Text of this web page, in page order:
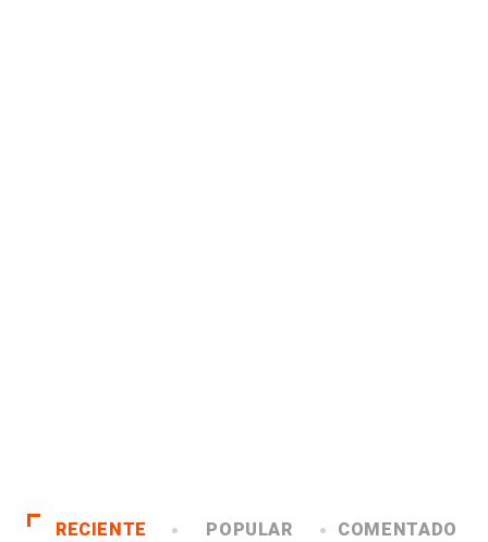
RECIENTE POPULAR COMENTADO